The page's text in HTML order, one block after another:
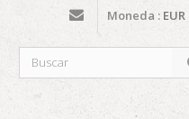
Moneda : EUR